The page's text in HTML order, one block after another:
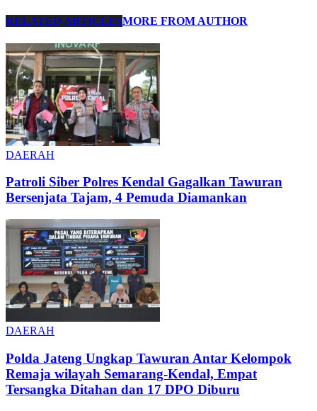
RELATED ARTICLESMORE FROM AUTHOR
DAERAH
Patroli Siber Polres Kendal Gagalkan Tawuran
Bersenjata Tajam, 4 Pemuda Diamankan
DAERAH
Polda Jateng Ungkap Tawuran Antar Kelompok
Remaja wilayah Semarang-Kendal, Empat
Tersangka Ditahan dan 17 DPO Diburu